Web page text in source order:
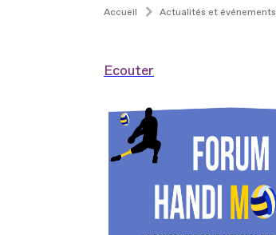
Accueil Actualités et événements
Ecouter